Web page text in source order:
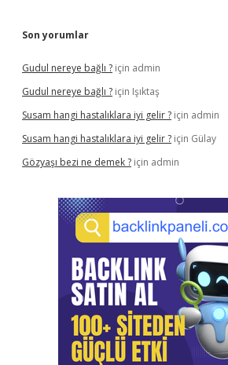
Son yorumlar
Gudul nereye bağlı ? için admin
Gudul nereye bağlı ? için Işıktaş
Susam hangi hastalıklara iyi gelir ? için admin
Susam hangi hastalıklara iyi gelir ? için Gülay
Gözyaşı bezi ne demek ? için admin